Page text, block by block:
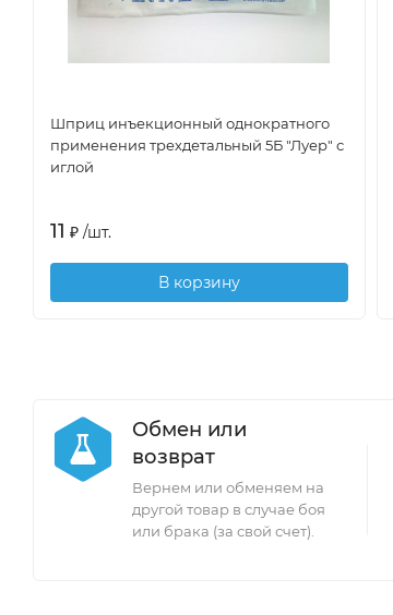
Шприц инъекционный однократного
применения трехдетальный 5Б "Луер" с
иглой
11 ₽ /шт.
В корзину
Обмен или
возврат
Вернем или обменяем на
другой товар в случае боя
или брака (за свой счет).